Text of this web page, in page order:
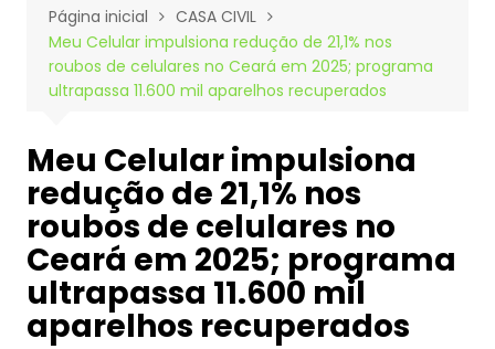
Página inicial
CASA CIVIL
Meu Celular impulsiona redução de 21,1% nos
roubos de celulares no Ceará em 2025; programa
ultrapassa 11.600 mil aparelhos recuperados
Meu Celular impulsiona
redução de 21,1% nos
roubos de celulares no
Ceará em 2025; programa
ultrapassa 11.600 mil
aparelhos recuperados